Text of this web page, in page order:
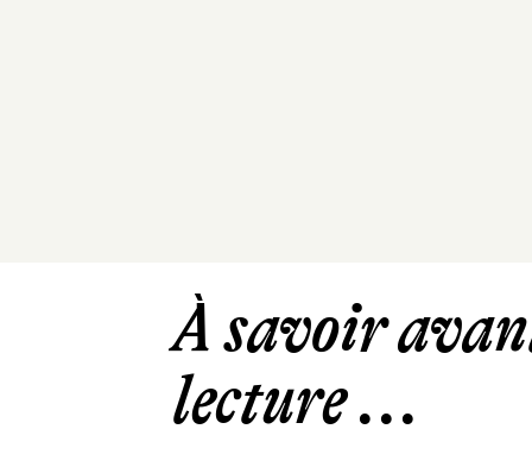
À savoir
lecture ...